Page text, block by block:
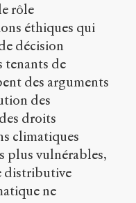
rôle
éthiques qui
décision
tenants de
des arguments
des
droits
climatiques
plus vulnérables,
distributive
ne